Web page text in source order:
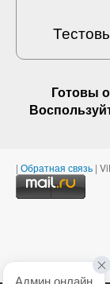
Готовы
| Обратная связь |
Админ онлайн